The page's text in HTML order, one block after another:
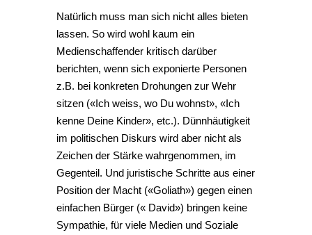
Natürlich muss man sich nicht alles bieten
lassen. So wird wohl kaum ein
Medienschaffender kritisch darüber
berichten, wenn sich exponierte Personen
z.B. bei konkreten Drohungen zur Wehr
sitzen («Ich weiss, wo Du wohnst», «Ich
kenne Deine Kinder», etc.). Dünnhäutigkeit
im politischen Diskurs wird aber nicht als
Zeichen der Stärke wahrgenommen, im
Gegenteil. Und juristische Schritte aus einer
Position der Macht («Goliath») gegen einen
einfachen Bürger (« David») bringen keine
Sympathie, für viele Medien und Soziale